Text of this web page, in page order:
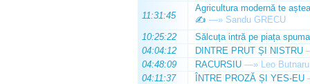
11:31:45
Agricultura modernă te
✍️ —» Sandu GRECU
10:25:22
Sălcuța intră pe piața
04:04:12
DINTRE PRUT ȘI NISTRU
04:48:09
RACURSIU —» Leo Butnaru
04:11:37
ÎNTRE PROZĂ ȘI YES-EU